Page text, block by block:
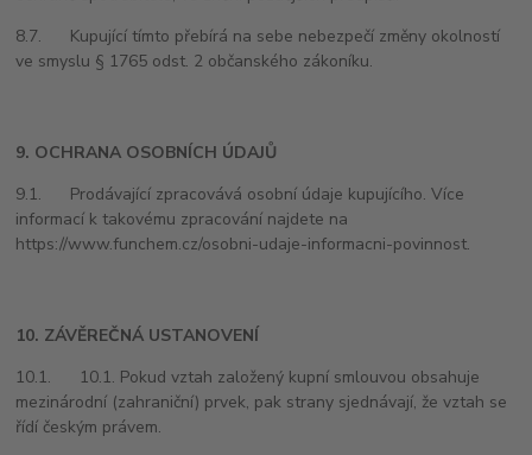
8.7. Kupující tímto přebírá na sebe nebezpečí změny okolností
ve smyslu § 1765 odst. 2 občanského zákoníku.
9. OCHRANA OSOBNÍCH ÚDAJŮ
9.1. Prodávající zpracovává osobní údaje kupujícího. Více
informací k takovému zpracování najdete na
https://www.funchem.cz/osobni-udaje-informacni-povinnost.
10. ZÁVĚREČNÁ USTANOVENÍ
10.1. 10.1. Pokud vztah založený kupní smlouvou obsahuje
mezinárodní (zahraniční) prvek, pak strany sjednávají, že vztah se
řídí českým právem.